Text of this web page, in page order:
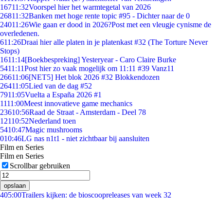
16711:32Voorspel hier het warmtegetal van 2026
26811:32Banken met hoge rente topic #95 - Dichter naar de 0
24011:26Wie gaan er dood in 2026?Post met een vleugje cynisme de
overledenen.
611:26Draai hier alle platen in je platenkast #32 (The Torture Never
Stops)
1611:14[Boekbespreking] Yesteryear - Caro Claire Burke
5411:11Post hier zo vaak mogelijk om 11:11 #39 Vanz11
26611:06[NET5] Het blok 2026 #32 Blokkendozen
26411:05Lied van de dag #52
7911:05Vuelta a España 2026 #1
1111:00Meest innovatieve game mechanics
23610:56Raad de Straat - Amsterdam - Deel 78
12110:52Nederland toen
5410:47Magic mushrooms
010:46LG nas n1t1 - niet zichtbaar bij aansluiten
Film en Series
Film en Series
Scrollbar gebruiken
opslaan
405:00Trailers kijken: de bioscoopreleases van week 32